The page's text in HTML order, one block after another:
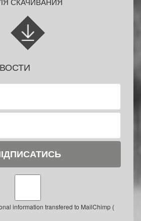
information transfered to MailChimp (